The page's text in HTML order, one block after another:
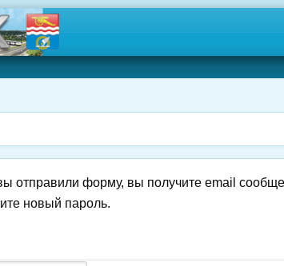
отправили форму, вы получите email
новый пароль.